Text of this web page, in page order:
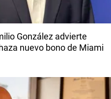
González advierte
nuevo bono de Miami